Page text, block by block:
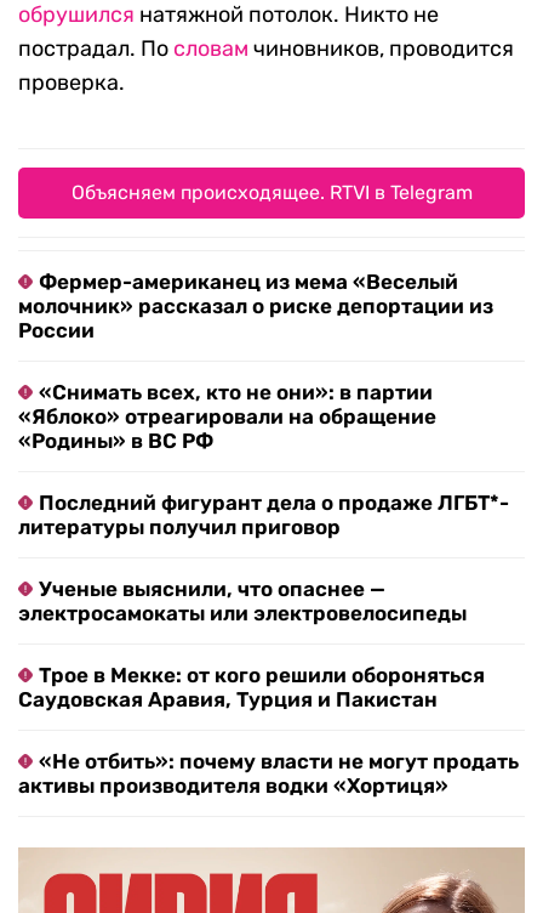
обрушился натяжной потолок. Никто не
пострадал. По словам чиновников, проводится
проверка.
Объясняем происходящее. RTVI в Telegram
Фермер-американец из мема «Веселый
молочник» рассказал о риске депортации из
России
«Снимать всех, кто не они»: в партии
«Яблоко» отреагировали на обращение
«Родины» в ВС РФ
Последний фигурант дела о продаже ЛГБТ*-
литературы получил приговор
Ученые выяснили, что опаснее —
электросамокаты или электровелосипеды
Трое в Мекке: от кого решили обороняться
Саудовская Аравия, Турция и Пакистан
«Не отбить»: почему власти не могут продать
активы производителя водки «Хортиця»